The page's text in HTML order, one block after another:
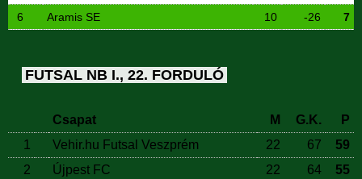
6
Aramis SE 10 -26 7
FUTSAL NB I., 22. FORDULÓ
Csapat M G.K.
P
1
Vehir.hu Futsal Veszprém 22 67
59
2
Újpest FC 22 64
55